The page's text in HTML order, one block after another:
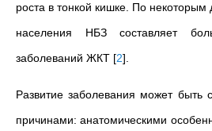
роста в тонкой кишке. По
населения НБЗ составляет
заболеваний ЖКТ [2]
Развитие заболевания может быть
причинами: анатомическими